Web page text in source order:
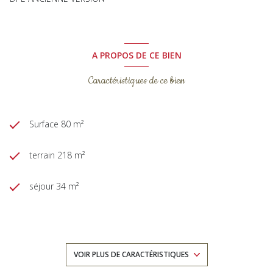
A PROPOS DE CE BIEN
Caractéristiques de ce bien
Surface 80 m²
terrain 218 m²
séjour 34 m²
VOIR PLUS DE CARACTÉRISTIQUES